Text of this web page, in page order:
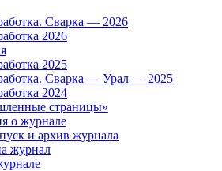
Сварка — 2026
2026
2025
Сварка — Урал — 2025
2024
страницы»
о журнале
и архив журнала
журнал